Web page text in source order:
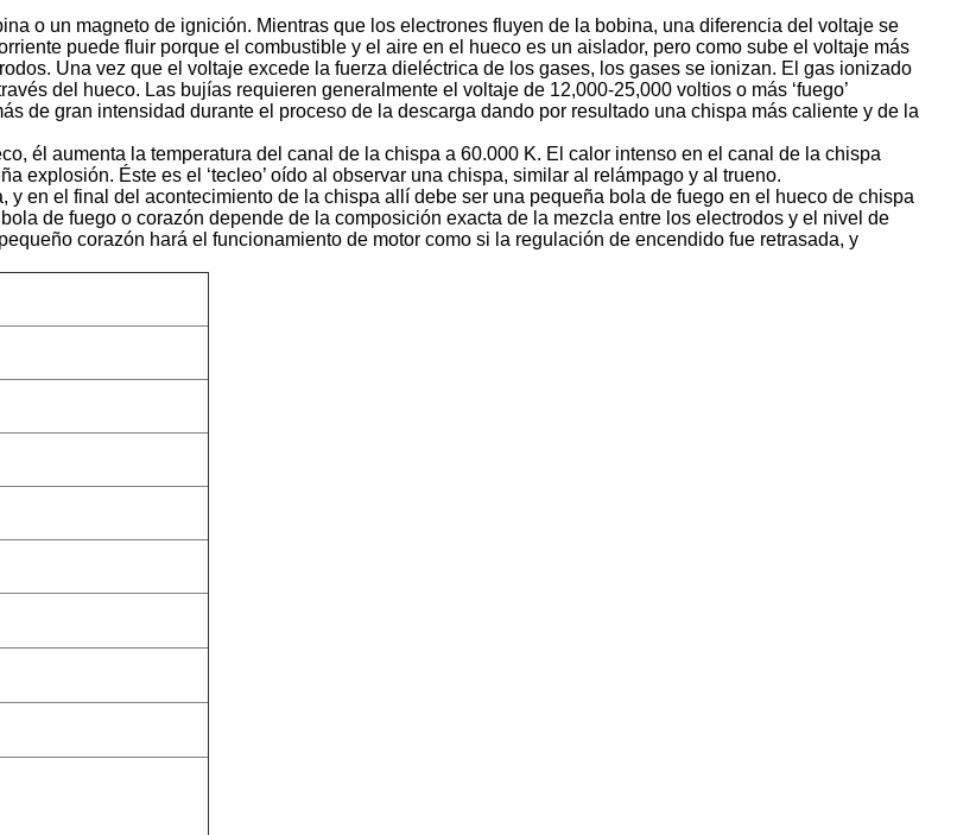
o un magneto de ignición. Mientras que los electrones fluyen de la bobina, una diferencia del voltaje se
puede fluir porque el combustible y el aire en el hueco es un aislador, pero como sube el voltaje más
Una vez que el voltaje excede la fuerza dieléctrica de los gases, los gases se ionizan. El gas ionizado
del hueco. Las bujías requieren generalmente el voltaje de 12,000-25,000 voltios o más ‘fuego’
de gran intensidad durante el proceso de la descarga dando por resultado una chispa más caliente y de la
él aumenta la temperatura del canal de la chispa a 60.000 K. El calor intenso en el canal de la chispa
explosión. Éste es el ‘tecleo’ oído al observar una chispa, similar al relámpago y al trueno.
y en el final del acontecimiento de la chispa allí debe ser una pequeña bola de fuego en el hueco de chispa
de fuego o corazón depende de la composición exacta de la mezcla entre los electrodos y el nivel de
corazón hará el funcionamiento de motor como si la regulación de encendido fue retrasada, y